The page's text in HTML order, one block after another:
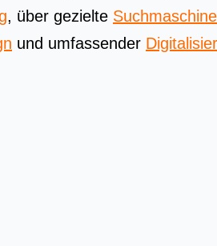
, über gezielte
und umfassender